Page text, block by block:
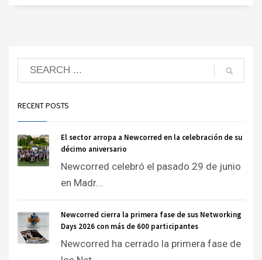
RECENT POSTS
El sector arropa a Newcorred en la celebración de su
décimo aniversario
Newcorred celebró el pasado 29 de junio
en Madr...
Newcorred cierra la primera fase de sus Networking
Days 2026 con más de 600 participantes
Newcorred ha cerrado la primera fase de